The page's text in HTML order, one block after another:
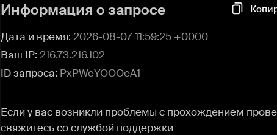
Информация о запросе
Дата и время: 2026-08-07 11:59:25 +0000
Ваш IP: 216.73.216.102
ID запроса: PxPWeYOOOeA1
Если у вас возникли проблемы с прохождением
свяжитесь со службой поддержки